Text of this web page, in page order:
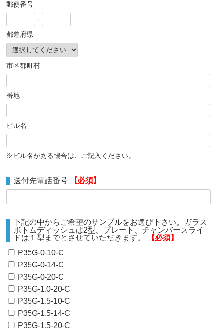
郵便番号
-
都道府県
市区郡町村
番地
ビル名
※ビル名がある場合は、ご記入ください。
送付先電話番号 【必須】
下記の中からご希望のサンプルをお選び下さい。ガラス
ボトムディッシュは2型、プレート、チャンバースライ
ドは１型までとさせていただきます。
【必須】
P35G-0-10-C
P35G-0-14-C
P35G-0-20-C
P35G-1.0-20-C
P35G-1.5-10-C
P35G-1.5-14-C
P35G-1.5-20-C